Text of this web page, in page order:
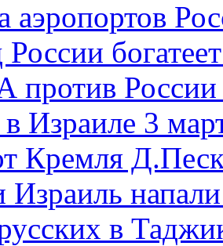
аэропортов
России
Израиле 3
Кремля
в